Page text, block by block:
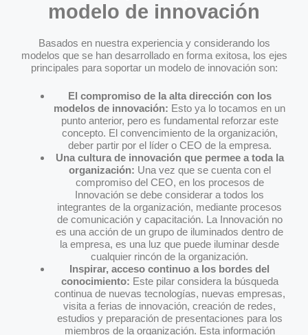
modelo de innovación
Basados en nuestra experiencia y considerando los
modelos que se han desarrollado en forma exitosa, los ejes
principales para soportar un modelo de innovación son:
El compromiso de la alta dirección con los
modelos de innovación: Esto ya lo tocamos en un
punto anterior, pero es fundamental reforzar este
concepto. El convencimiento de la organización,
deber partir por el líder o CEO de la empresa.
Una cultura de innovación que permee a toda la
organización: Una vez que se cuenta con el
compromiso del CEO, en los procesos de
Innovación se debe considerar a todos los
integrantes de la organización, mediante procesos
de comunicación y capacitación. La Innovación no
es una acción de un grupo de iluminados dentro de
la empresa, es una luz que puede iluminar desde
cualquier rincón de la organización.
Inspirar, acceso continuo a los bordes del
conocimiento: Este pilar considera la búsqueda
continua de nuevas tecnologías, nuevas empresas,
visita a ferias de innovación, creación de redes,
estudios y preparación de presentaciones para los
miembros de la organización. Esta información